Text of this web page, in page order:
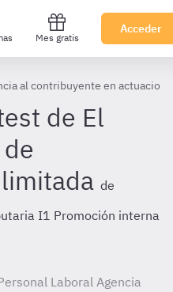
Mes gratis
Acceder
al contribuyente en
de El
de
I1 Promoción interna
Laboral Agencia